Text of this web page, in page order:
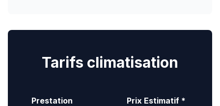
Tarifs climatisation
Prestation Prix Estimatif *